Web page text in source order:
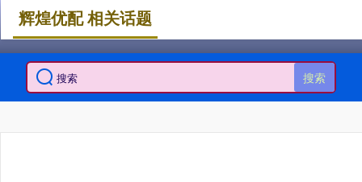
搜索
辉煌优配 相关话题